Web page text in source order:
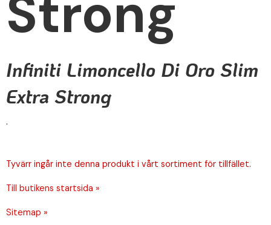
Strong
Infiniti Limoncello Di Oro Slim
Extra Strong
.
Tyvärr ingår inte denna produkt i vårt sortiment för tillfället.
Till butikens startsida »
Sitemap »